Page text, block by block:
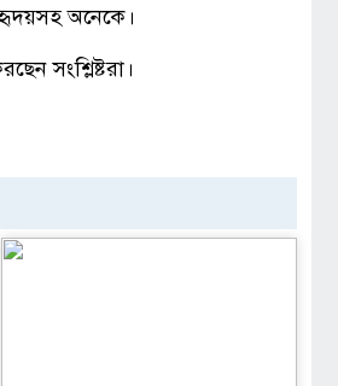
অনেকে।
সংশ্লিষ্টরা।